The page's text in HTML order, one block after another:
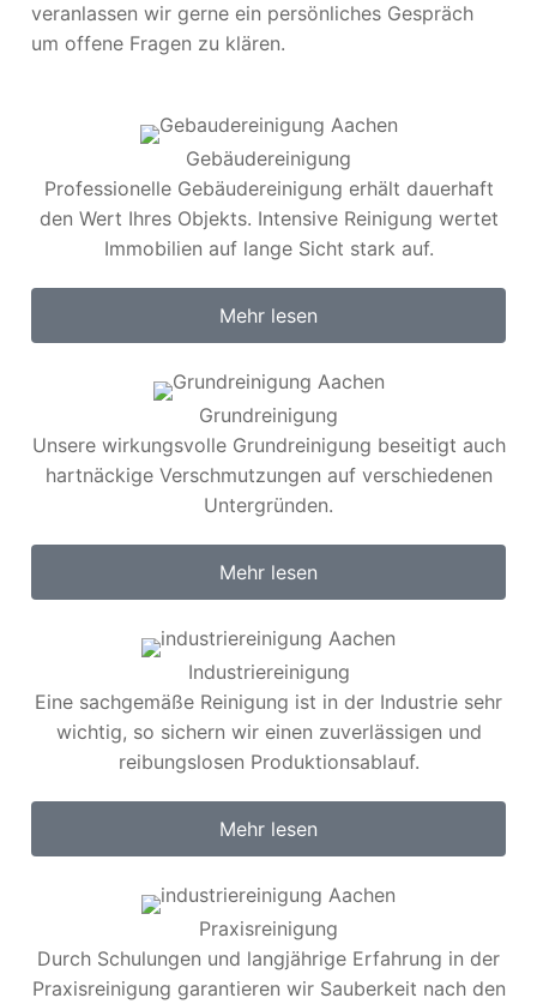
veranlassen wir gerne ein persönliches Gespräch
um offene Fragen zu klären.
Gebäudereinigung
Professionelle Gebäudereinigung erhält dauerhaft
den Wert Ihres Objekts. Intensive Reinigung wertet
Immobilien auf lange Sicht stark auf.
Mehr lesen
Grundreinigung​
Unsere wirkungsvolle Grundreinigung beseitigt auch
hartnäckige Verschmutzungen auf verschiedenen
Untergründen.
Mehr lesen
Industriereinigung
Eine sachgemäße Reinigung ist in der Industrie sehr
wichtig, so sichern wir einen zuverlässigen und
reibungslosen Produktionsablauf.
Mehr lesen
Praxisreinigung
Durch Schulungen und langjährige Erfahrung in der
Praxisreinigung garantieren wir Sauberkeit nach den